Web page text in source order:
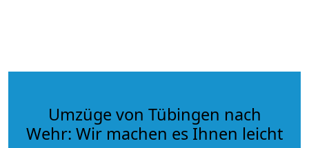
Umzüge von Tübingen nach
Wehr: Wir machen es Ihnen leicht